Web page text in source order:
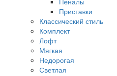
Приставки
Классический стиль
Комплект
Лофт
Мягкая
Недорогая
Светлая